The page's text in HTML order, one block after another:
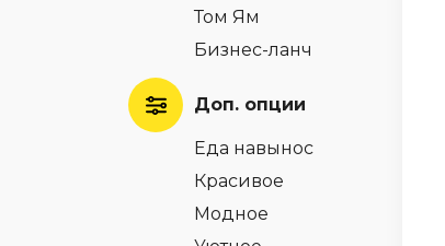
Том Ям
Бизнес-ланч
Доп. опции
Еда навынос
Красивое
Модное